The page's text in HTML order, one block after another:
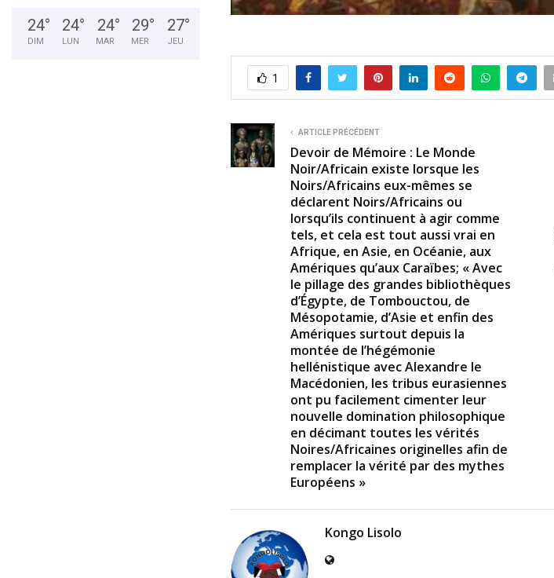
1
ARTICLE PRÉCÉDENT
Devoir de Mémoire : Le Monde
Noir/Africain existe lorsque les
Noirs/Africains eux-mêmes se
déclarent Noirs/Africains ou
lorsqu’ils continuent à agir comme
tels, et cela est tout aussi vrai en
Afrique, en Asie, en Océanie, aux
Amériques qu’aux Caraïbes; « Avec
le pillage des grandes bibliothèques
d’Égypte, de Tombouctou, de
Mésopotamie, d’Asie et enfin des
Amériques surtout depuis la
montée de l’hégémonie
hellénistique avec Alexandre le
Macédonien, les tribus eurasiennes
ont pu facilement cimenter leur
nouvelle domination philosophique
en décimant toutes les vérités
Noires/Africaines originelles afin de
remplacer la vérité par des mythes
Européens »
Kongo Lisolo
24°
DIM
24°
LUN
24°
MAR
29°
MER
27°
JEU